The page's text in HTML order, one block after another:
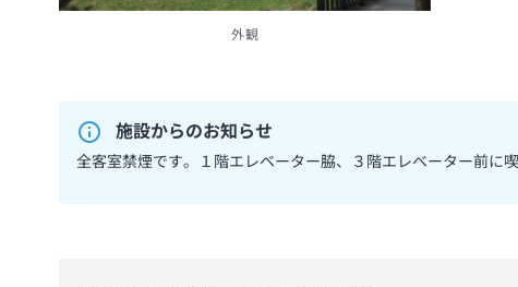
外観
施設からのお知らせ
全客室禁煙です。１階エレベーター脇、３階エレベーター前に